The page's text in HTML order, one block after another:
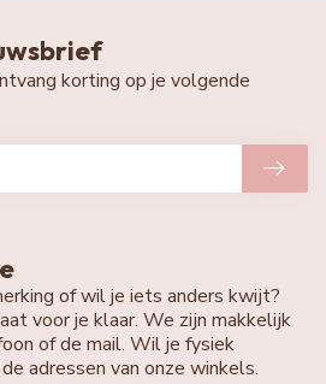
of wil je iets anders kwijt?
voor je klaar. We zijn makkelijk
of de mail. Wil je fysiek
adressen van onze winkels.
korting op je volgende